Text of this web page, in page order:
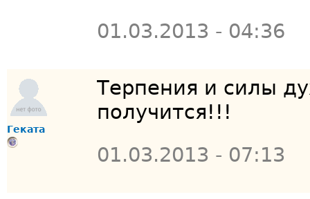
01.03.2013 - 04:36
Геката
Терпения и силы
получится!!!
01.03.2013 - 07:13